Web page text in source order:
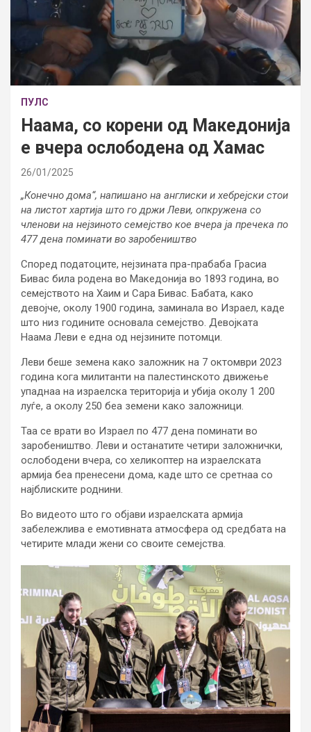
ПУЛС
Наама, со корени од Македонија
е вчера ослободена од Хамас
26/01/2025
„Конечно дома“, напишано на англиски и хебрејски стои
на листот хартија што го држи Леви, опкружена со
членови на нејзиното семејство кое вчера ја пречека по
477 дена поминати во заробеништво
Според податоците, нејзината пра-прабаба Грасиа
Бивас била родена во Македонија во 1893 година, во
семејството на Хаим и Сара Бивас. Бабата, како
девојче, околу 1900 година, заминала во Израел, каде
што низ годините основала семејство. Девојката
Наама Леви е една од нејзините потомци.
Леви беше земена како заложник на 7 октомври 2023
година кога милитанти на палестинското движење
упаднаа на израелска територија и убија околу 1 200
луѓе, а околу 250 беа земени како заложници.
Таа се врати во Израел по 477 дена поминати во
заробеништво. Леви и останатите четири заложнички,
ослободени вчера, со хеликоптер на израелската
армија беа пренесени дома, каде што се сретнаа со
најблиските роднини.
Во видеото што го објави израелската армија
забележлива е емотивната атмосфера од средбата на
четирите млади жени со своите семејства.